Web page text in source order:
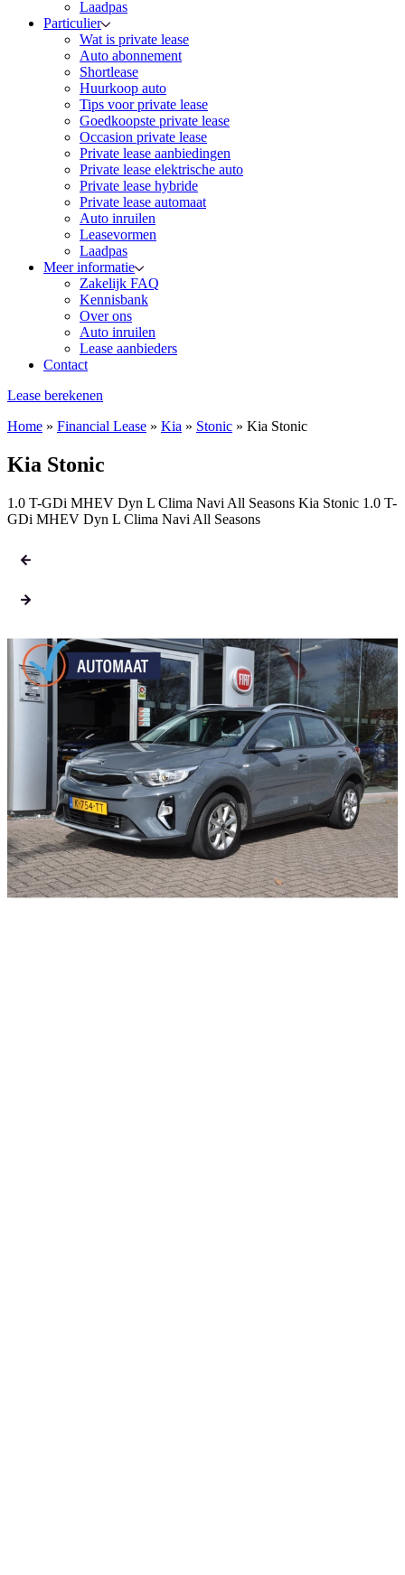
Laadpas
Particulier
Wat is private lease
Auto abonnement
Shortlease
Huurkoop auto
Tips voor private lease
Goedkoopste private lease
Occasion private lease
Private lease aanbiedingen
Private lease elektrische auto
Private lease hybride
Private lease automaat
Auto inruilen
Leasevormen
Laadpas
Meer informatie
Zakelijk FAQ
Kennisbank
Over ons
Auto inruilen
Lease aanbieders
Contact
Lease berekenen
Home » Financial Lease » Kia » Stonic » Kia Stonic
Kia Stonic
1.0 T-GDi MHEV Dyn L Clima Navi All Seasons Kia Stonic 1.0 T-
GDi MHEV Dyn L Clima Navi All Seasons